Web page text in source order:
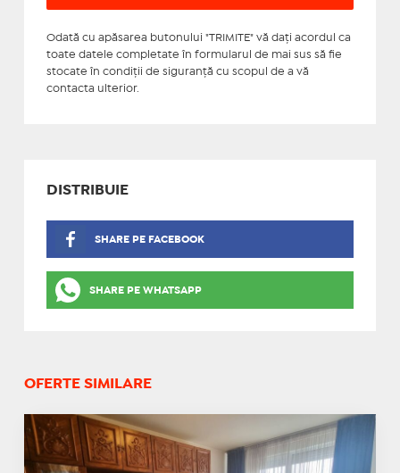
Odată cu apăsarea butonului "TRIMITE" vă daţi acordul ca
toate datele completate în formularul de mai sus să fie
stocate în condiţii de siguranţă cu scopul de a vă
contacta ulterior.
DISTRIBUIE
SHARE PE FACEBOOK
SHARE PE WHATSAPP
OFERTE SIMILARE